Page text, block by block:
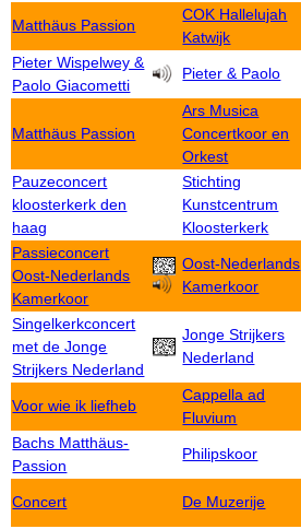
Matthäus Passion
COK Hallelujah
Katwijk
Pieter Wispelwey &
Paolo Giacometti
Pieter & Paolo
Matthäus Passion
Ars Musica
Concertkoor en
Orkest
Pauzeconcert
kloosterkerk den
haag
Stichting
Kunstcentrum
Kloosterkerk
Passieconcert
Oost-Nederlands
Kamerkoor
Oost-Nederlands
Kamerkoor
Singelkerkconcert
met de Jonge
Strijkers Nederland
Jonge Strijkers
Nederland
Voor wie ik liefheb
Cappella ad
Fluvium
Bachs Matthäus-
Passion
Philipskoor
Concert De Muzerije